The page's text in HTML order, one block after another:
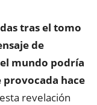
tras el tomo
de
mundo podría
hace
revelación